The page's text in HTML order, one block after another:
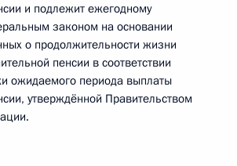
и подлежит ежегодному
законом на основании
о продолжительности жизни
пенсии в соответствии
ожидаемого периода выплаты
утверждённой Правительством